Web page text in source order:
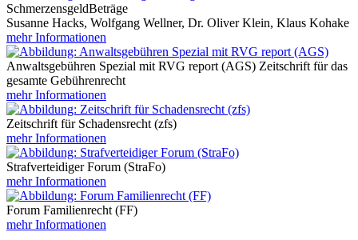
SchmerzensgeldBeträge
Susanne Hacks, Wolfgang Wellner, Dr. Oliver Klein, Klaus Kohake
mehr Informationen
Anwaltsgebühren Spezial mit RVG report (AGS) Zeitschrift für das
gesamte Gebührenrecht
mehr Informationen
Zeitschrift für Schadensrecht (zfs)
mehr Informationen
Strafverteidiger Forum (StraFo)
mehr Informationen
Forum Familienrecht (FF)
mehr Informationen